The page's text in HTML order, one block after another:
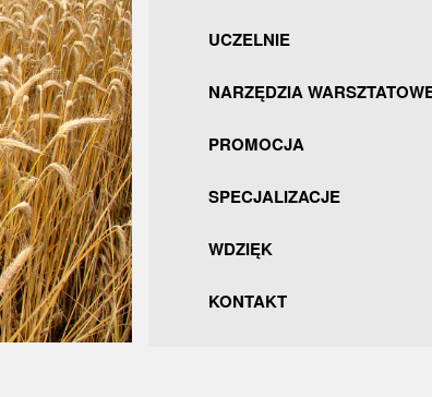
UCZELNIE
NARZĘDZIA
PROMOCJA
SPECJALIZACJE
WDZIĘK
KONTAKT